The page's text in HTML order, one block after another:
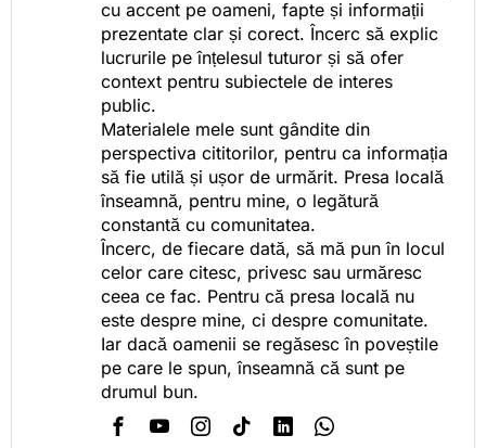
cu accent pe oameni, fapte și informații
prezentate clar și corect. Încerc să explic
lucrurile pe înțelesul tuturor și să ofer
context pentru subiectele de interes
public.
Materialele mele sunt gândite din
perspectiva cititorilor, pentru ca informația
să fie utilă și ușor de urmărit. Presa locală
înseamnă, pentru mine, o legătură
constantă cu comunitatea.
Încerc, de fiecare dată, să mă pun în locul
celor care citesc, privesc sau urmăresc
ceea ce fac. Pentru că presa locală nu
este despre mine, ci despre comunitate.
Iar dacă oamenii se regăsesc în poveștile
pe care le spun, înseamnă că sunt pe
drumul bun.